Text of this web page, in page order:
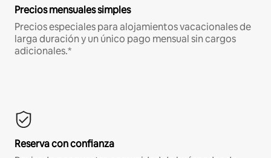
Precios mensuales simples
Precios especiales para alojamientos vacacionales de
larga duración y un único pago mensual sin cargos
adicionales.*
Reserva con confianza